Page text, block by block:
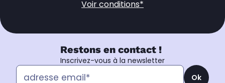
Voir conditions*
Restons en contact !
Inscrivez-vous à la newsletter
Ok